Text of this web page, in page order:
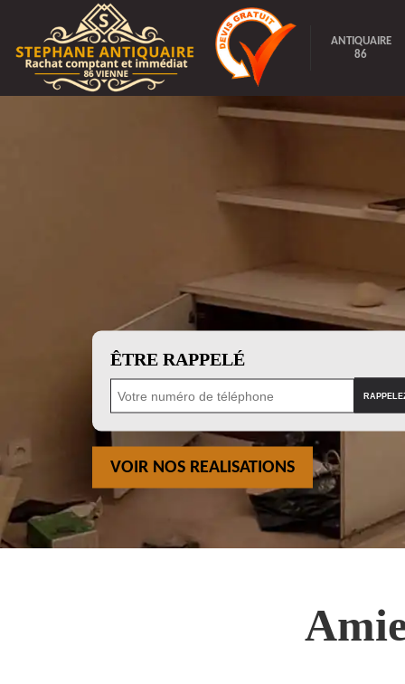
ANTIQUAIRE
86
ÊTRE RAPPELÉ
VOIR NOS REALISATIONS